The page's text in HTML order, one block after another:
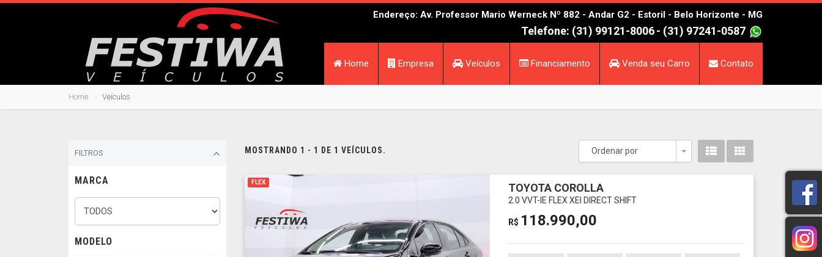
Endereço: Av. Professor Mario Werneck Nº 882 - Andar G2 - Estoril - Belo Horizonte - MG
Telefone: (31) 99121-8006- (31) 97241-0587
Home Empresa Veículos Financiamento Venda seu Carro Contato
Home Veículos
FILTROS
MARCA
MODELO
MOSTRANDO 1 - 1 DE 1 VEÍCULOS. Ordenar por
Toggle Dropdown
FLEX TOYOTA COROLLA
2.0 VVT-IE FLEX XEI DIRECT SHIFT
R$ 118.990,00